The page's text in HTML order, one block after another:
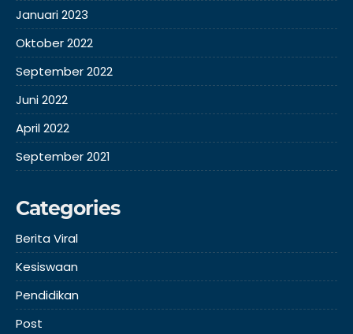
Januari 2023
Oktober 2022
September 2022
Juni 2022
April 2022
September 2021
Categories
Berita Viral
Kesiswaan
Pendidikan
Post